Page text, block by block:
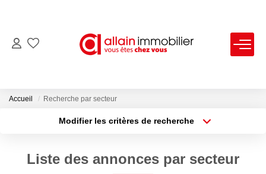
LOCATIONS
SYNDIC
Accueil Recherche par secteur
Modifier les critères de recherche
Type de bien
Surface min
Liste des annonces par secteur